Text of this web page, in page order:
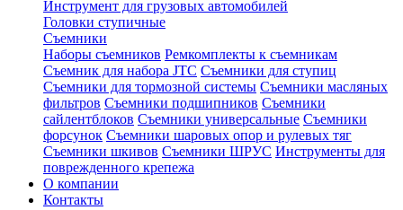
Инструмент для грузовых автомобилей
Головки ступичные
Съемники
Наборы съемников Ремкомплекты к съемникам
Съемник для набора JTC Съемники для ступиц
Съемники для тормозной системы Съемники масляных
фильтров Съемники подшипников Съемники
сайлентблоков Съемники универсальные Съемники
форсунок Съемники шаровых опор и рулевых тяг
Съемники шкивов Съемники ШРУС Инструменты для
поврежденного крепежа
О компании
Контакты